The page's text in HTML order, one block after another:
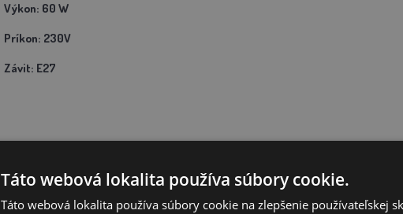
Výkon: 60 W
Príkon: 230V
Závit: E27
Táto webová lokalita používa súbory cookie.
Táto webová lokalita používa súbory cookie na zlepšenie používateľskej